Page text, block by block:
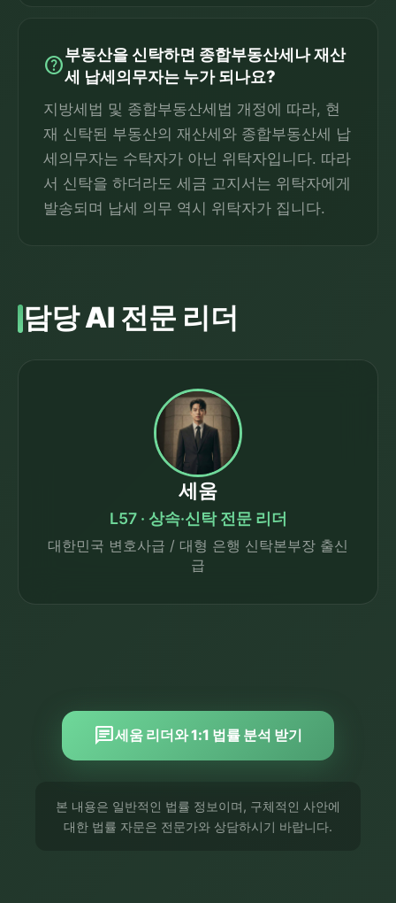
help부동산을 신탁하면 종합부동산세나 재산
세 납세의무자는 누가 되나요?
지방세법 및 종합부동산세법 개정에 따라, 현
재 신탁된 부동산의 재산세와 종합부동산세 납
세의무자는 수탁자가 아닌 위탁자입니다. 따라
서 신탁을 하더라도 세금 고지서는 위탁자에게
발송되며 납세 의무 역시 위탁자가 집니다.
담당 AI 전문 리더
세움
L57 · 상속·신탁 전문 리더
대한민국 변호사급 / 대형 은행 신탁본부장 출신
급
chat세움 리더와 1:1 법률 분석 받기
본 내용은 일반적인 법률 정보이며, 구체적인 사안에
대한 법률 자문은 전문가와 상담하시기 바랍니다.